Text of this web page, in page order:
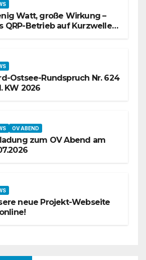
Watt, große Wirkung –
QRP-Betrieb auf Kurzwelle
Ostsee-Rundspruch Nr. 624
KW 2026
OV ABEND
zum OV Abend am
neue Projekt-Webseite